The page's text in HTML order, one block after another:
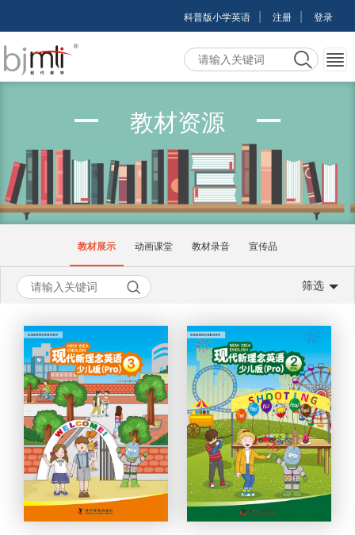
科普版小学英语 | 注册 | 登录
教材资源
教材展示 动画课堂 教材录音 宣传品
筛选